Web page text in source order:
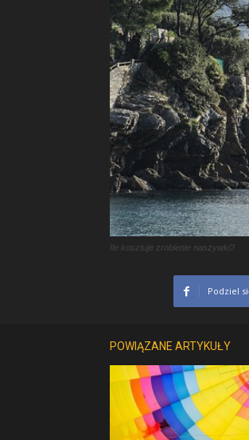
Ile kosztuje zrobienie naszywki?
Podziel
POWIĄZANE ARTYKUŁY